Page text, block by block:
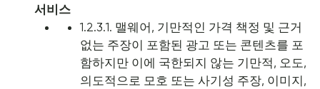
서비스
1.2.3.1. 맬웨어, 기만적인 가격 책정 및 근거
없는 주장이 포함된 광고 또는 콘텐츠를 포
함하지만 이에 국한되지 않는 기만적, 오도,
의도적으로 모호 또는 사기성 주장, 이미지,